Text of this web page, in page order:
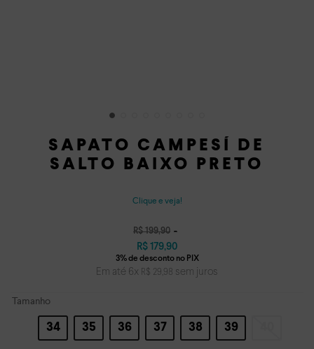
SAPATO CAMPESÍ DE
SALTO BAIXO PRETO
Clique e veja!
R$ 199,90
R$ 179,90
Em até 6x R$ 29,98 sem juros
Tamanho
34 35 36 37 38 39